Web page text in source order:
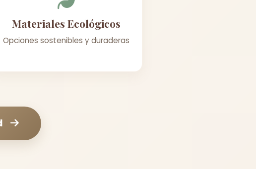
Materiales Ecológicos
Opciones sostenibles y duraderas